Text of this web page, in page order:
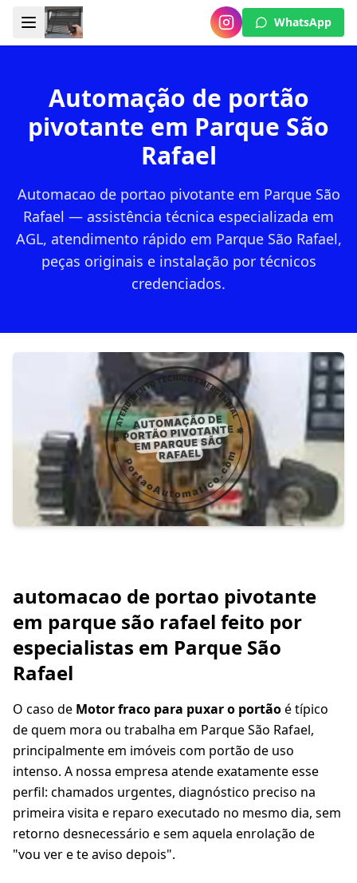
WhatsApp
Automação de portão
pivotante em Parque São
Rafael
Automacao de portao pivotante em Parque São
Rafael — assistência técnica especializada em
AGL, atendimento rápido em Parque São Rafael,
peças originais e instalação por técnicos
credenciados.
automacao de portao pivotante
em parque são rafael feito por
especialistas em Parque São
Rafael
O caso de Motor fraco para puxar o portãoé típico
de quem mora ou trabalha em Parque São Rafael,
principalmente em imóveis com portão de uso
intenso. A nossa empresa atende exatamente esse
perfil: chamados urgentes, diagnóstico preciso na
primeira visita e reparo executado no mesmo dia, sem
retorno desnecessário e sem aquela enrolação de
"vou ver e te aviso depois".